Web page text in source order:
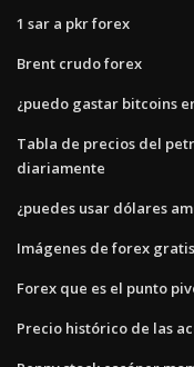
1 sar a pkr forex
Brent crudo forex
¿puedo gastar bitcoins
Tabla de precios del
diariamente
¿puedes usar dólares
Imágenes de forex gratis
Forex que es el punto
Precio histórico de las